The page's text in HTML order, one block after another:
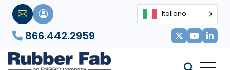
Italiano
866.442.2959